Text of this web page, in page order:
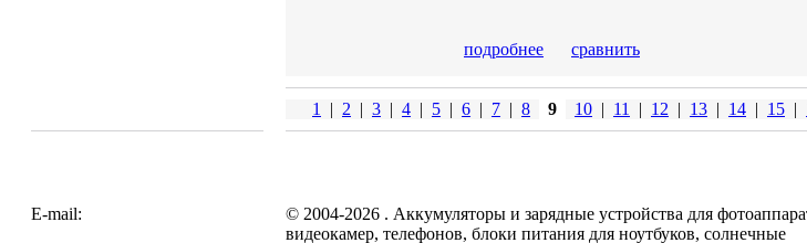
подробнее сравнить
1 | 2 | 3 | 4 | 5 | 6 | 7 | 8 9 10 | 11 | 12 | 13 | 14 | 15 |
E-mail:
© 2004-2026 . Аккумуляторы и зарядные устройства для
видеокамер, телефонов, блоки питания для ноутбуков, солнечные